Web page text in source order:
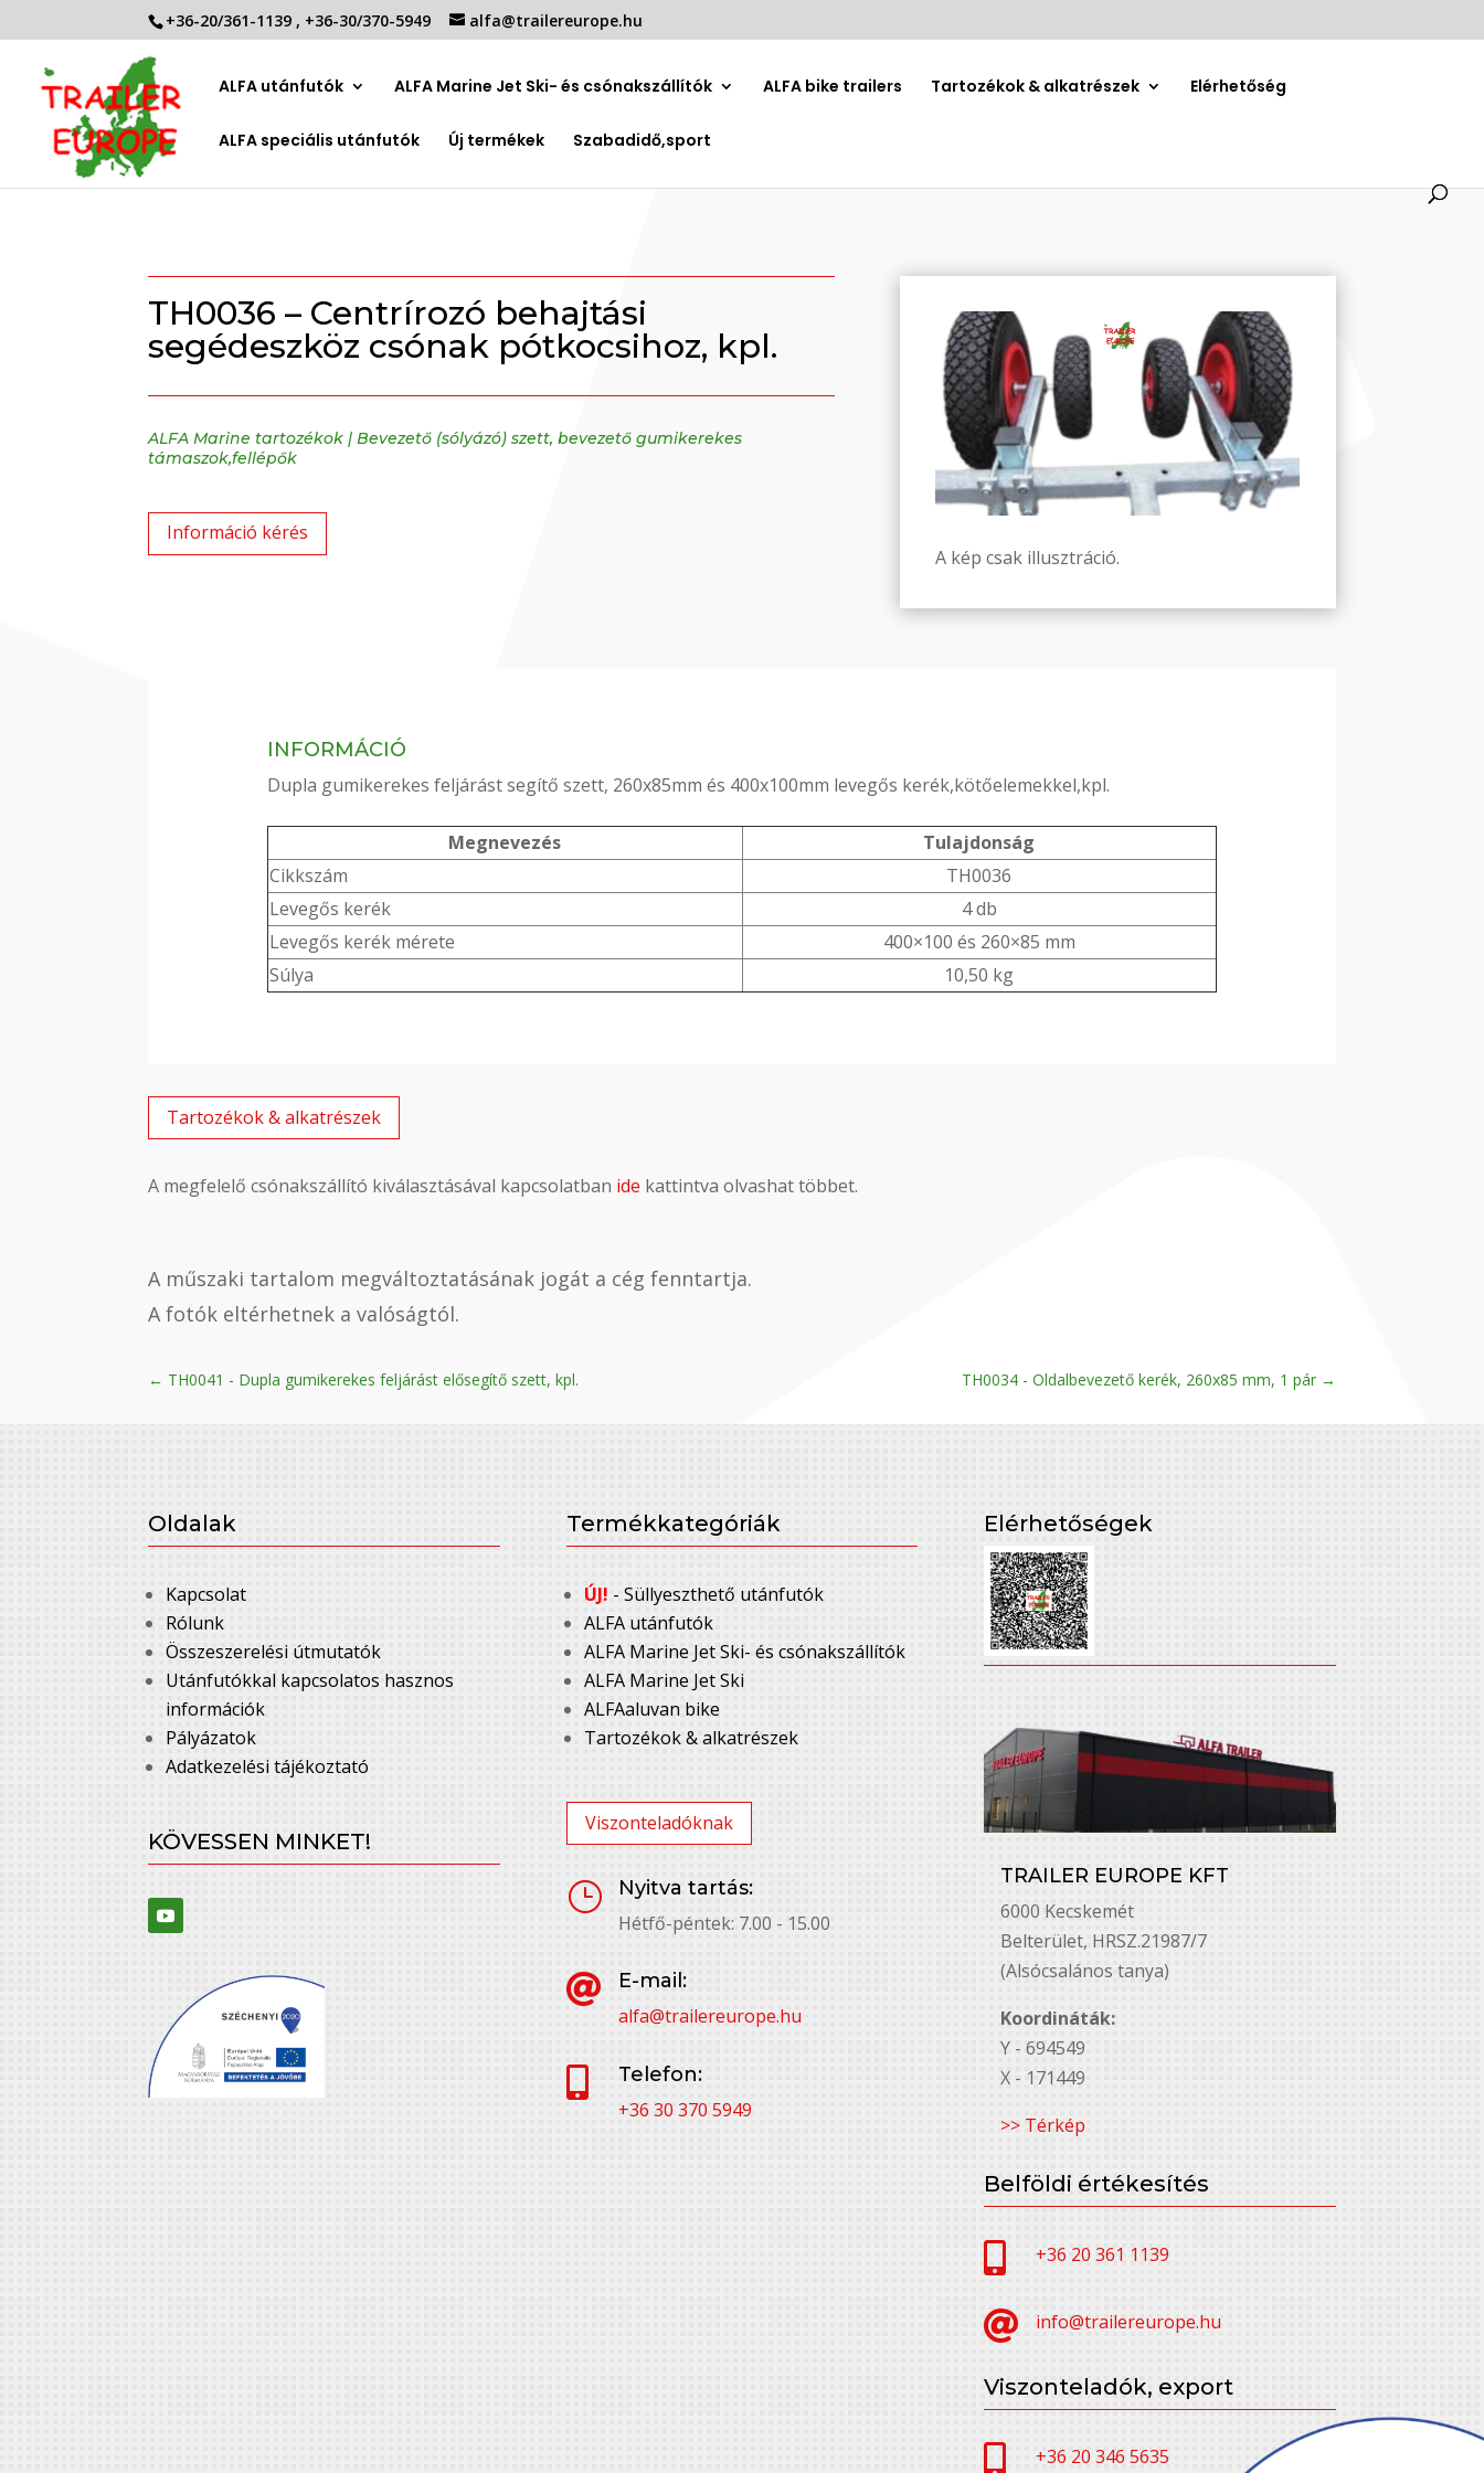
+36-20/361-1139 , +36-30/370-5949 alfa@trailereurope.hu
ALFA utánfutók ALFA Marine Jet Ski- és csónakszállítók ALFA bike trailers Tartozékok & alkatrészek Elérhetőség
ALFA speciális utánfutók Új termékek Szabadidő,sport
TH0036 – Centrírozó behajtási
segédeszköz csónak pótkocsihoz, kpl.
ALFA Marine tartozékok |Bevezető (sólyázó) szett, bevezető gumikerekes
támaszok,fellépők
Információ kérés
A kép csak illusztráció.
INFORMÁCIÓ
Dupla gumikerekes feljárást segítő szett, 260x85mm és 400x100mm levegős kerék,kötőelemekkel,kpl.
Megnevezés
Tulajdonság
Cikkszám
TH0036
Levegős kerék
4 db
Levegős kerék mérete
400×100 és 260×85 mm
Súlya
10,50 kg
Tartozékok & alkatrészek
A megfelelő csónakszállító kiválasztásával kapcsolatban ide kattintva olvashat többet.
A műszaki tartalom megváltoztatásának jogát a cég fenntartja.
A fotók eltérhetnek a valóságtól.
← TH0041 - Dupla gumikerekes feljárást elősegítő szett, kpl. TH0034 - Oldalbevezető kerék, 260x85 mm, 1 pár→
Oldalak
Kapcsolat
Rólunk
Összeszerelési útmutatók
Utánfutókkal kapcsolatos hasznos
információk
Pályázatok
Adatkezelési tájékoztató
KÖVESSEN MINKET!
Termékkategóriák
ÚJ! - Süllyeszthető utánfutók
ALFA utánfutók
ALFA Marine Jet Ski- és csónakszállítók
ALFA Marine Jet Ski
ALFAaluvan bike
Tartozékok & alkatrészek
Viszonteladóknak
}
Nyitva tartás:
Hétfő-péntek: 7.00 - 15.00

E-mail:
alfa@trailereurope.hu

Telefon:
+36 30 370 5949
Elérhetőségek
TRAILER EUROPE KFT
6000 Kecskemét
Belterület, HRSZ.21987/7
(Alsócsalános tanya)
Koordináták:
Y - 694549
X - 171449
>> Térkép
Belföldi értékesítés
 +36 20 361 1139
 info@trailereurope.hu
Viszonteladók, export
 +36 20 346 5635